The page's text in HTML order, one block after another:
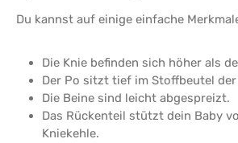
Du kannst auf einige einfache
Die Knie befinden sich höher als
Der Po sitzt tief im Stoffbeutel der
Die Beine sind leicht abgespreizt.
Das Rückenteil stützt dein Baby
Kniekehle.